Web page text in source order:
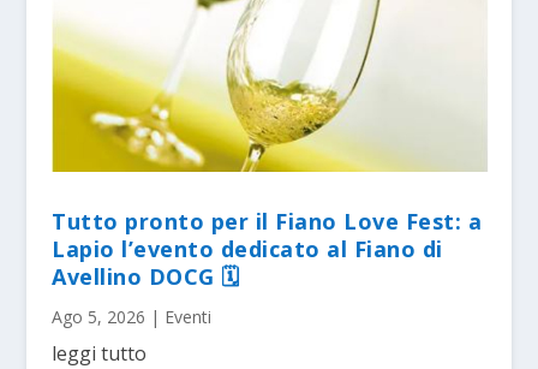
Tutto pronto per il Fiano Love Fest: a
Lapio l’evento dedicato al Fiano di
Avellino DOCG 🗓
Ago 5, 2026 | Eventi
leggi tutto